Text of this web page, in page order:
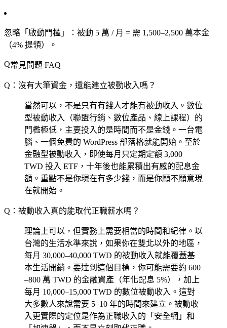
忽略「啟動門檻」
：被動 5 萬 / 月 = 需 1,500–2,500 萬本金
（4% 提領）。
常見問題 FAQ
Q：沒有大筆資金，還能建立被動收入嗎？
當然可以，不是只有有錢人才能有被動收入。數位
型被動收入（聯盟行銷、數位產品、線上課程）的
門檻極低，主要投入的是時間而不是金錢。一台電
腦、一個免費的 WordPress 部落格就能開始。至於
金融型被動收入，即使每月只定期定額 3,000
TWD 投入 ETF，十年後也能累積出有感的配息金
額。重點不是你現在有多少錢，而是你願不願意現
在就開始。
Q：被動收入真的能取代正職薪水嗎？
理論上可以，但實務上需要相當的時間和紀律。以
台灣的生活水準來說，如果你在雙北以外的地區，
每月 30,000–40,000 TWD 的被動收入就能覆蓋基
本生活開銷。要達到這個目標，你可能需要約 600
–800 萬 TWD 的金融資產（年化配息 5%），加上
每月 10,000–15,000 TWD 的數位被動收入。這對
大多數人來說需要 5–10 年的時間來建立。被動收
入更實際的定位是作為正職收入的「安全網」和